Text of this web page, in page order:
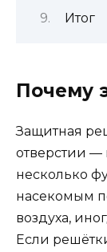
Итог
Почему
Защитная
отверстии —
несколько
насекомым
воздуха,
Если